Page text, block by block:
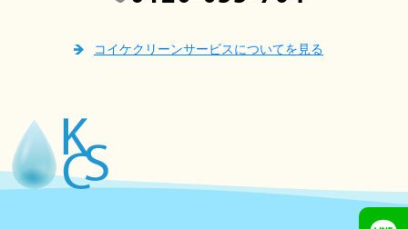
コイケクリーンサービスについてを見る